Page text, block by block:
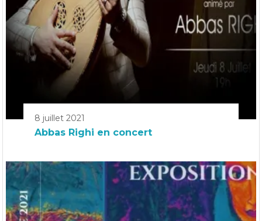
8 juillet 2021
Abbas Righi en concert